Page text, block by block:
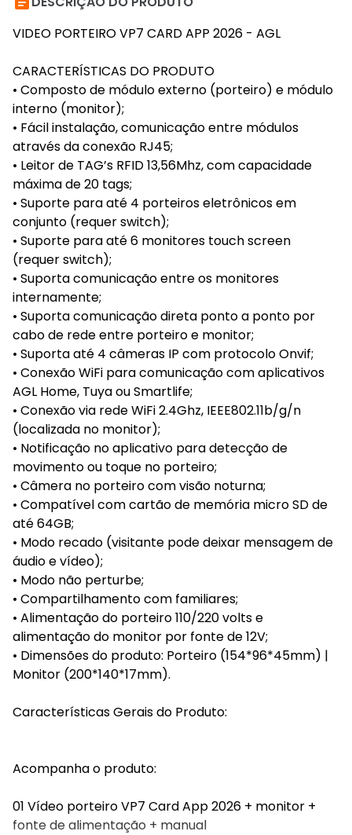
VIDEO PORTEIRO VP7 CARD APP 2026 - AGL
CARACTERÍSTICAS DO PRODUTO
• Composto de módulo externo (porteiro) e módulo
interno (monitor);
• Fácil instalação, comunicação entre módulos
através da conexão RJ45;
• Leitor de TAG’s RFID 13,56Mhz, com capacidade
máxima de 20 tags;
• Suporte para até 4 porteiros eletrônicos em
conjunto (requer switch);
• Suporte para até 6 monitores touch screen
(requer switch);
• Suporta comunicação entre os monitores
internamente;
• Suporta comunicação direta ponto a ponto por
cabo de rede entre porteiro e monitor;
• Suporta até 4 câmeras IP com protocolo Onvif;
• Conexão WiFi para comunicação com aplicativos
AGL Home, Tuya ou Smartlife;
• Conexão via rede WiFi 2.4Ghz, IEEE802.11b/g/n
(localizada no monitor);
• Notificação no aplicativo para detecção de
movimento ou toque no porteiro;
• Câmera no porteiro com visão noturna;
• Compatível com cartão de memória micro SD de
até 64GB;
• Modo recado (visitante pode deixar mensagem de
áudio e vídeo);
• Modo não perturbe;
• Compartilhamento com familiares;
• Alimentação do porteiro 110/220 volts e
alimentação do monitor por fonte de 12V;
• Dimensões do produto: Porteiro (154*96*45mm) |
Monitor (200*140*17mm).
Características Gerais do Produto:
Acompanha o produto:
01 Vídeo porteiro VP7 Card App 2026 + monitor +
fonte de alimentação + manual